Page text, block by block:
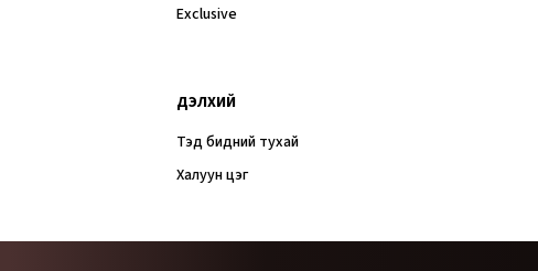
Exclusive
ДЭЛХИЙ
Тэд бидний тухай
Халуун цэг